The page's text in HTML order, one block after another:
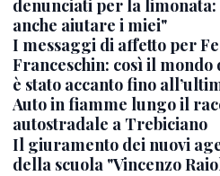
denunciati per la limonata:
anche aiutare i miei"
I messaggi di affetto per
Franceschin: così il mondo
è stato accanto fino
Auto in fiamme lungo il
autostradale a Trebiciano
Il giuramento dei nuovi
della scuola "Vincenzo